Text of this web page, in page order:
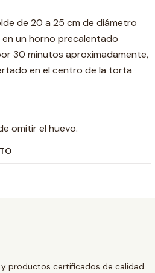
de 20 a 25 cm de diámetro
un horno precalentado
30 minutos aproximadamente,
en el centro de la torta
omitir el huevo.
productos certificados de calidad.